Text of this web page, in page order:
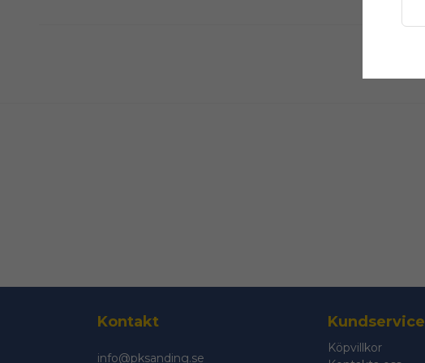
Kontakt
info@pksanding.se
Kundservice
Köpvillkor